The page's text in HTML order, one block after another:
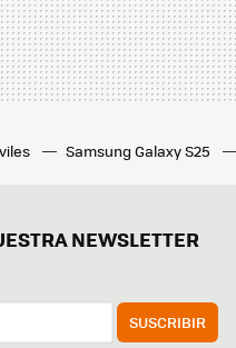
Samsung Galaxy S25
NEWSLETTER
SUSCRIBIR